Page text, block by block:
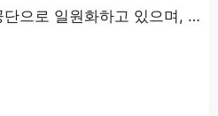
으로 일원화하고 있으며, …